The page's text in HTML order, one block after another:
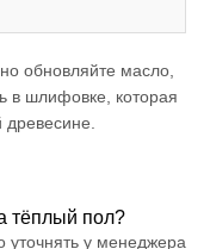
обновляйте масло,
в шлифовке, которая
тёплый пол?
у менеджера